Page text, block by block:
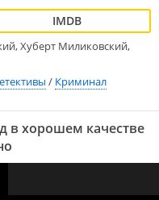
Хуберт Миликовский,
/ Криминал
в хорошем качестве